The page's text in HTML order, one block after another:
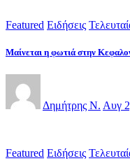
Featured Ειδήσεις
Μαίνεται η φωτιά στην
Δημήτρης Ν. Αυγ
Featured Ειδήσεις